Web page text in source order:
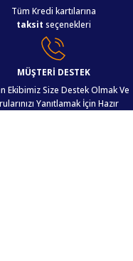
Tüm Kredi kartılarına
taksit seçenekleri
MÜŞTERİ DESTEK
Ekibimiz Size Destek Olmak Ve
Yanıtlamak İçin Hazır